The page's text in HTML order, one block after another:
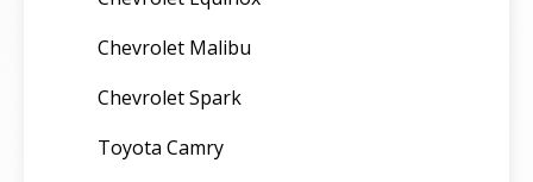
Chevrolet Malibu
Chevrolet Spark
Toyota Camry